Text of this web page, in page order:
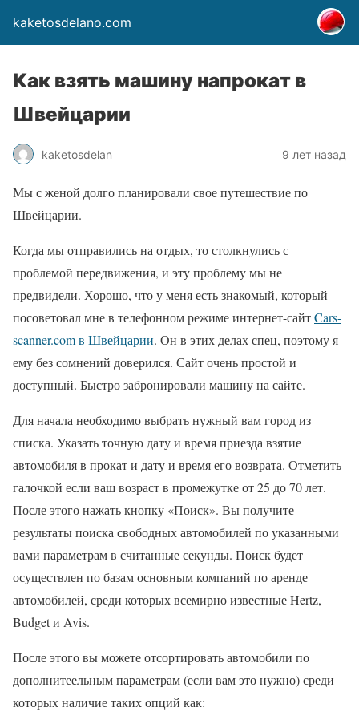
kaketosdelano.com
Как взять машину напрокат в
Швейцарии
kaketosdelan 9 лет назад
Мы с женой долго планировали свое путешествие по
Швейцарии.
Когда мы отправились на отдых, то столкнулись с
проблемой передвижения, и эту проблему мы не
предвидели. Хорошо, что у меня есть знакомый, который
посоветовал мне в телефонном режиме интернет-сайтCars-
scanner.com в Швейцарии. Он в этих делах спец, поэтому я
ему без сомнений доверился. Сайт очень простой и
доступный. Быстро забронировали машину на сайте.
Для начала необходимо выбрать нужный вам город из
списка. Указать точную дату и время приезда взятие
автомобиля в прокат и дату и время его возврата. Отметить
галочкой если ваш возраст в промежутке от 25 до 70 лет.
После этого нажать кнопку «Поиск». Вы получите
результаты поиска свободных автомобилей по указанными
вами параметрам в считанные секунды. Поиск будет
осуществлен по базам основным компаний по аренде
автомобилей, среди которых всемирно известные Hertz,
Budget и Avis.
После этого вы можете отсортировать автомобили по
дополнитеельным параметрам (если вам это нужно) среди
которых наличие таких опций как: